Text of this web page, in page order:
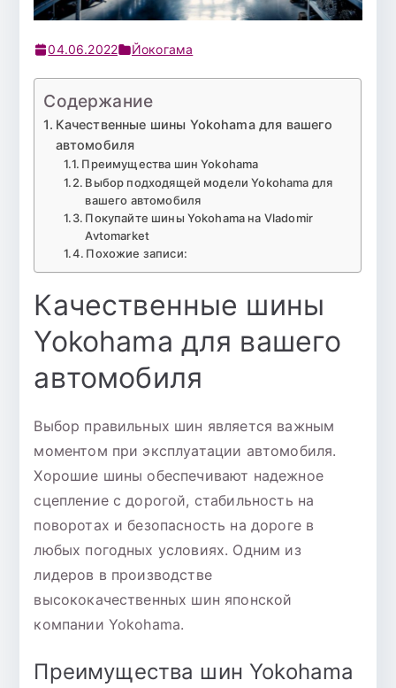
04.06.2022 Йокогама
Содержание
Качественные шины Yokohama для вашего
автомобиля
Преимущества шин Yokohama
Выбор подходящей модели Yokohama для
вашего автомобиля
Покупайте шины Yokohama на Vladomir
Avtomarket
Похожие записи:
Качественные шины
Yokohama для вашего
автомобиля
Выбор правильных шин является важным
моментом при эксплуатации автомобиля.
Хорошие шины обеспечивают надежное
сцепление с дорогой, стабильность на
поворотах и безопасность на дороге в
любых погодных условиях. Одним из
лидеров в производстве
высококачественных шин японской
компании Yokohama.
Преимущества шин Yokohama